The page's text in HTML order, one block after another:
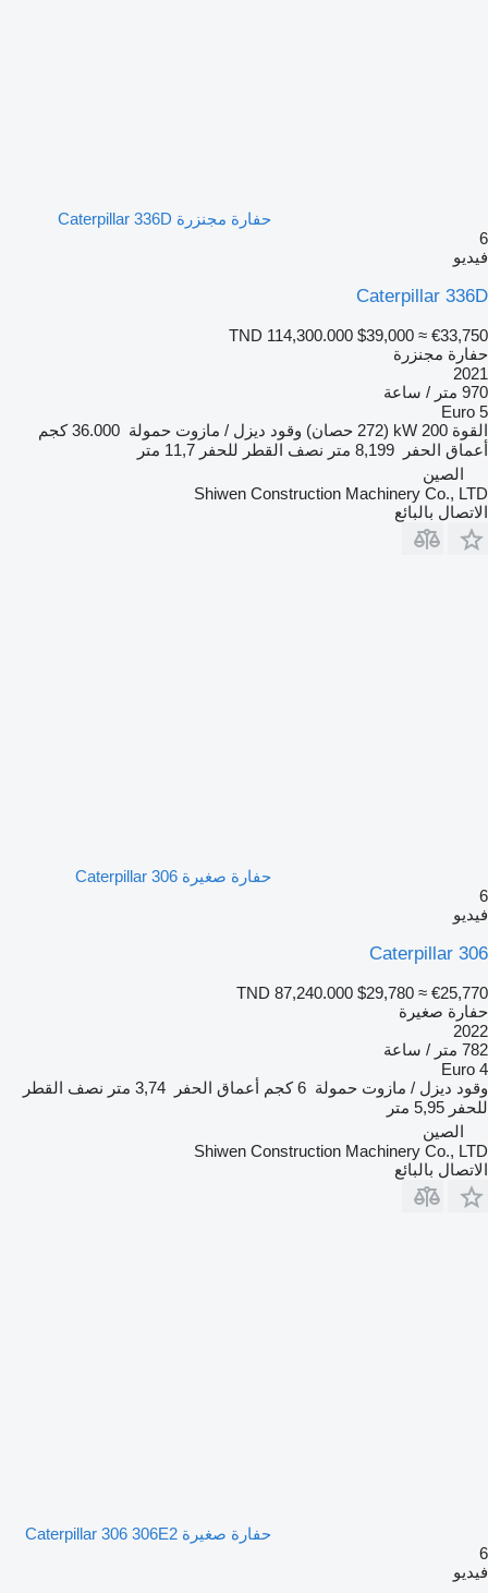
حفارة مجنزرة Caterpillar 336D
Caterpillar
TND 114,300.000 $39,000 ≈
مجنزرة
ساعة
200 kW (272 حصان) وقود ديزل / مازوت حمولة 36.000 كجم
الحفر 8,199 متر نصف القطر للحفر 11,7 متر
الصين
Shiwen Construction Machinery Co.,
بالبائع
حفارة صغيرة Caterpillar 306
Caterpillar
TND 87,240.000 $29,780 ≈
صغيرة
ساعة
ديزل / مازوت حمولة 6 كجم أعماق الحفر 3,74 متر
نصف القطر
5,95 متر
الصين
Shiwen Construction Machinery Co.,
بالبائع
حفارة صغيرة Caterpillar 306 306E2